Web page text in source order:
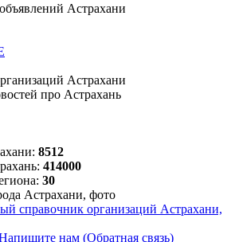
объявлений Астрахани
Астрахани
про Астрахань
8512
414000
30
справочник организаций Астрахани,
нам (Обратная связь)